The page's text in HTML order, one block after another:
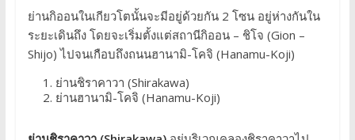
ย่านกิออนในเกียวโตนั้นจะมีอยู่ด้วยกัน 2 โซน อยู่ห่างกันใน
ระยะเดินถึง โดยจะเริ่มตั้งแต่สถานีกิออน – ชิโจ (Gion –
Shijo) ไปจนเกือบถึงถนนฮานามิ-โคจิ (Hanamu-Koji)
ย่านชิราคาวา (Shirakawa)
ย่านฮานามิ-โคจิ (Hanamu-Koji)